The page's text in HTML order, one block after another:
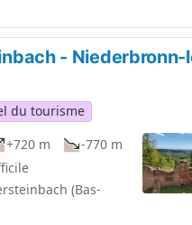
avec une étape qui
entre
Bains, dont la
thermales est
et la
du Nord.
- Niederbronn-
du tourisme
+720 m
-770 m
(Bas-